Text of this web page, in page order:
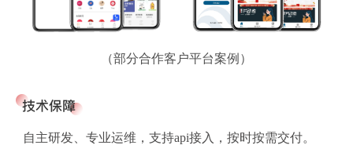
（部分合作客户平台案例）
自主研发、专业运维，支持api接入，按时按需交付。